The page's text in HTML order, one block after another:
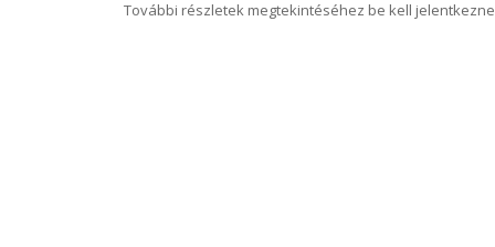
További részletek megtekintéséhez be kell